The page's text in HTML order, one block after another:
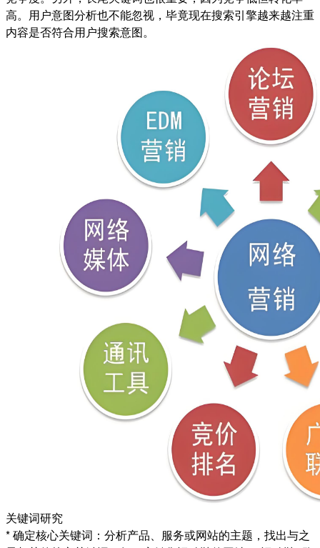
高。用户意图分析也不能忽视，毕竟现在搜索引擎越来越注重
内容是否符合用户搜索意图。
关键词研究
* 确定核心关键词：分析产品、服务或网站的主题，找出与之